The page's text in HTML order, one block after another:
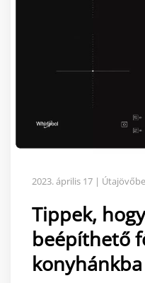
2023. április 17 |
Tippek,
beépíthető
konyhánkba